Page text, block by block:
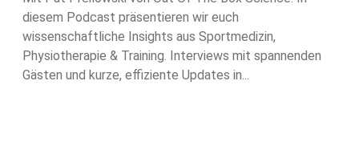
diesem Podcast präsentieren wir euch
wissenschaftliche Insights aus Sportmedizin,
Physiotherapie & Training. Interviews mit spannenden
Gästen und kurze, effiziente Updates in...